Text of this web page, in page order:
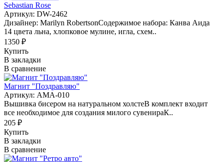
Sebastian Rose
Артикул: DW-2462
Дизайнер: Marilyn RobertsonСодержимое набора: Канва Аида
14 цвета льна, хлопковое мулине, игла, схем..
1350 ₽
Купить
В закладки
В сравнение
Магнит "Поздравляю"
Артикул: АМА-010
Вышивка бисером на натуральном холстеВ комплект входит
все необходимое для создания милого сувенираК..
205 ₽
Купить
В закладки
В сравнение